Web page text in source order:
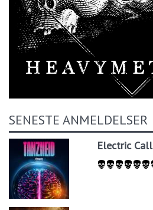
SENESTE ANMELDELSER
Electric